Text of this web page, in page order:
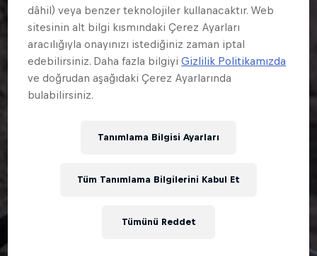
dâhil) veya benzer teknolojiler kullanacaktır. Web
sitesinin alt bilgi kısmındaki Çerez Ayarları
aracılığıyla onayınızı istediğiniz zaman iptal
edebilirsiniz. Daha fazla bilgiyiGizlilik Politikamızda
ve doğrudan aşağıdaki Çerez Ayarlarında
bulabilirsiniz.
Tanımlama Bilgisi Ayarları
Tümünü Reddet
Tüm Tanımlama Bilgilerini Kabul Et